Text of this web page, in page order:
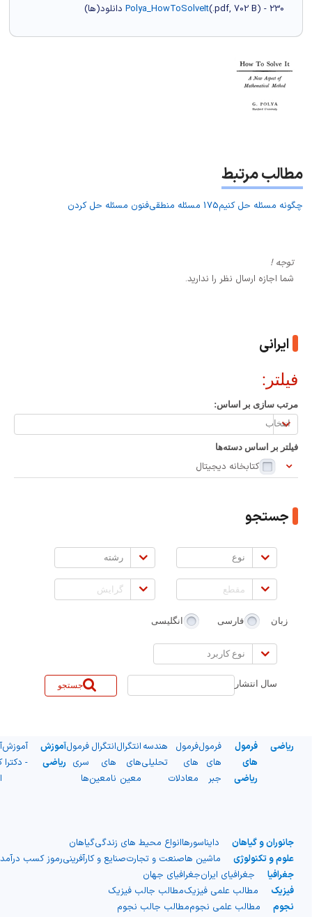
Polya_HowToSolveIt(.pdf, 702 B) - 230 دانلود(ها)
مطالب مرتبط
چگونه مسئله حل کنیم175 مسئله منطقی فنون مسئله حل کردن
توجه !
شما اجازه ارسال نظر را ندارید.
ایرانی
فیلتر:
مرتب سازی بر اساس:
مرتب
سازی
بر
اساس:
فیلتر بر اساس دسته‌ها
کتابخانه دیجیتال
جستجو
نوع رشته
مقطع گرایش
زبان فارسی انگلیسی
نوع
کاربرد
سال انتشار جستجو
ریاضی
فرمول
های
ریاضی
فرمول
های
جبر
فرمول
های
معادلات
هندسه
تحلیلی
انتگرال
های
معین
انتگرال
های
نامعین
فرمول
سری
ها
آموزش
ریاضی
آموزش
- دکترا
جانوران و گیاهان دایناسورهاانواع محیط های زندگیگیاهان
علوم و تکنولوژی
ماشین هاصنعت و تجارتصنایع و کارآفرینیرموز کسب درآمد
جغرافیا
جغرافیای ایرانجغرافیای جهان
فیزیک
مطالب علمی فیزیکمطالب جالب فیزیک
نجوم
مطالب علمی نجوممطالب جالب نجوم